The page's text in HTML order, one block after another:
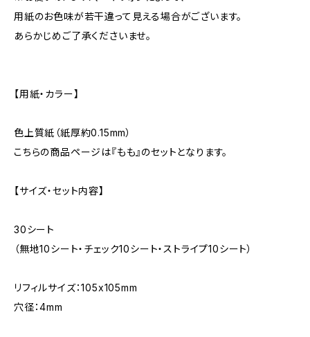
用紙のお色味が若干違って見える場合がございます。
あらかじめご了承くださいませ。
【用紙・カラー】
色上質紙（紙厚約0.15mm）
こちらの商品ページは『もも』のセットとなります。
【サイズ・セット内容】
30シート
（無地10シート・チェック10シート・ストライプ10シート）
リフィルサイズ：105x105mm
穴径：4mm